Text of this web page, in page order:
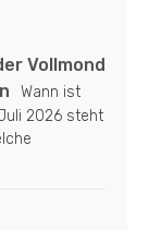
Vollmond
Wann ist
2026 steht